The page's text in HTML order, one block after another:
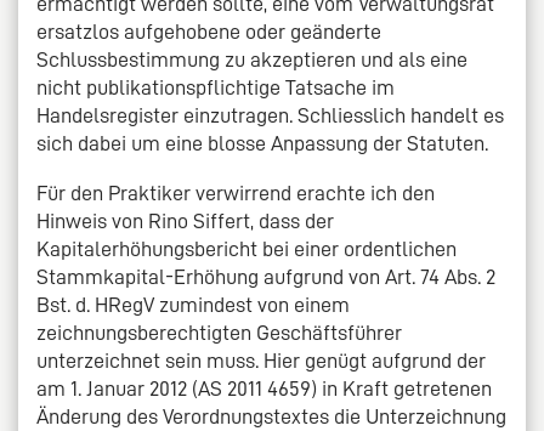
ersatzlos aufgehobene oder geänderte
Schlussbestimmung zu akzeptieren und als eine
nicht publikationspflichtige Tatsache im
Handelsregister einzutragen. Schliesslich handelt es
sich dabei um eine blosse Anpassung der Statuten.
Für den Praktiker verwirrend erachte ich den
Hinweis von Rino Siffert, dass der
Kapitalerhöhungsbericht bei einer ordentlichen
Stammkapital-Erhöhung aufgrund von Art. 74 Abs. 2
Bst. d. HRegV zumindest von einem
zeichnungsberechtigten Geschäftsführer
unterzeichnet sein muss. Hier genügt aufgrund der
am 1. Januar 2012 (AS 2011 4659) in Kraft getretenen
Änderung des Verordnungstextes die Unterzeichnung